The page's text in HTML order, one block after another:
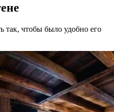
так, чтобы было удобно его